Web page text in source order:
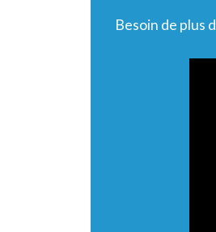
Besoin de plus